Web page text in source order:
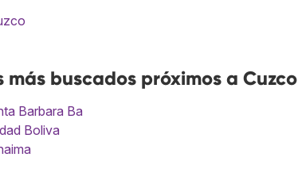
más buscados próximos a Cuzco
Barbara Ba
Boliva